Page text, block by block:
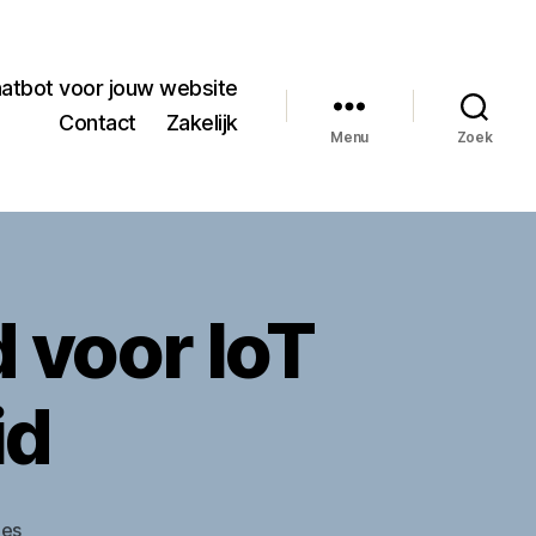
voor jouw website
Contact
Zakelijk
Menu Zoek
IoT
op